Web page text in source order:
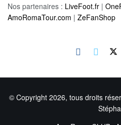
Nos partenaires : LiveFoot.fr |
AmoRomaTour.com | ZeFanShop
© Copyright 2026, tous droits